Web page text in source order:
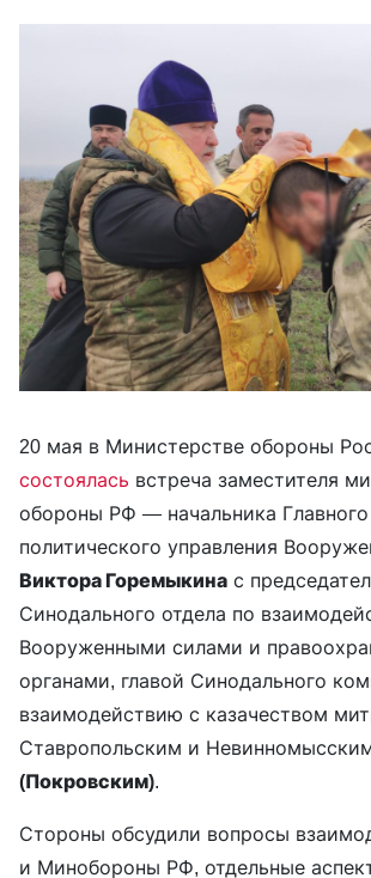
20 мая в Министерстве обороны
состоялась встреча заместителя
обороны РФ — начальника
политического управления
Виктора Горемыкина с
Синодального отдела по
Вооруженными силами и
органами, главой Синодального
взаимодействию с казачеством
Ставропольским и
(Покровским).
Стороны обсудили вопросы
и Минобороны РФ, отдельные